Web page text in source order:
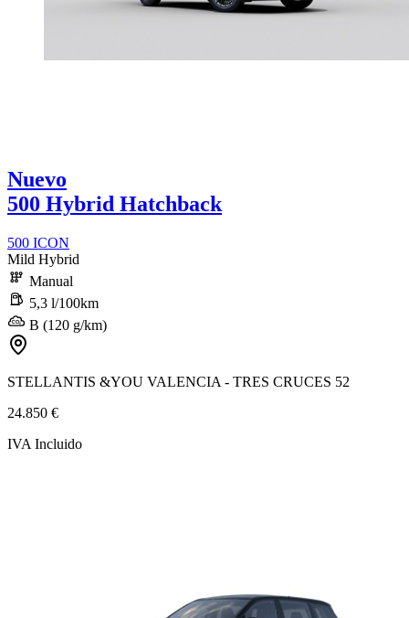
Nuevo
500 Hybrid Hatchback
500 ICON
Mild Hybrid
Manual
5,3 l/100km
B (120 g/km)
STELLANTIS &YOU VALENCIA - TRES CRUCES 52
24.850 €
IVA Incluido